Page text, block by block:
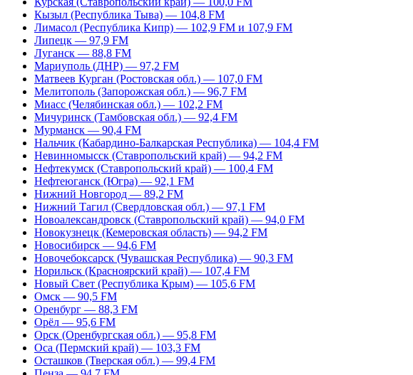
Кызыл (Республика Тыва) — 104,8 FM
Лимасол (Республика Кипр) — 102,9 FM и 107,9 FM
Липецк — 97,9 FM
Луганск — 88,8 FM
Мариуполь (ДНР) — 97,2 FM
Матвеев Курган (Ростовская обл.) — 107,0 FM
Мелитополь (Запорожская обл.) — 96,7 FM
Миасс (Челябинская обл.) — 102,2 FM
Мичуринск (Тамбовская обл.) — 92,4 FM
Мурманск — 90,4 FM
Нальчик (Кабардино-Балкарская Республика) — 104,4 FM
Невинномысск (Ставропольский край) — 94,2 FM
Нефтекумск (Ставропольский край) — 100,4 FM
Нефтеюганск (Югра) — 92,1 FM
Нижний Новгород — 89,2 FM
Нижний Тагил (Свердловская обл.) — 97,1 FM
Новоалександровск (Ставропольский край) — 94,0 FM
Новокузнецк (Кемеровская область) — 94,2 FM
Новосибирск — 94,6 FM
Новочебоксарск (Чувашская Республика) — 90,3 FM
Норильск (Красноярский край) — 107,4 FM
Новый Свет (Республика Крым) — 105,6 FM
Омск — 90,5 FM
Оренбург — 88,3 FM
Орёл — 95,6 FM
Орск (Оренбургская обл.) — 95,8 FM
Оса (Пермский край) — 103,3 FM
Осташков (Тверская обл.) — 99,4 FM